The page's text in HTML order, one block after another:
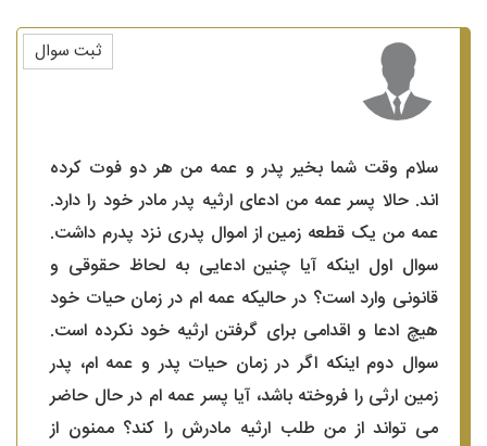
سلام وقت شما بخیر پدر و عمه من هر دو فوت کرده
اند. حالا پسر عمه من ادعای ارثیه پدر مادر خود را دارد.
عمه من یک قطعه زمین از اموال پدری نزد پدرم داشت.
سوال اول اینکه آیا چنین ادعایی به لحاظ حقوقی و
قانونی وارد است؟ در حالیکه عمه ام در زمان حیات خود
هیچ ادعا و اقدامی برای گرفتن ارثیه خود نکرده است.
سوال دوم اینکه اگر در زمان حیات پدر و عمه ام، پدر
زمین ارثی را فروخته باشد، آیا پسر عمه ام در حال حاضر
می تواند از من طلب ارثیه مادرش را کند؟ ممنون از
ثبت سوال